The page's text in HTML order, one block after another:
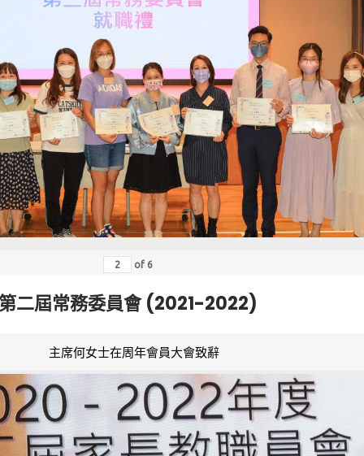
of 6
二屆常務委員會 (2021-2022)
主席何女士在周年會員大會致辭